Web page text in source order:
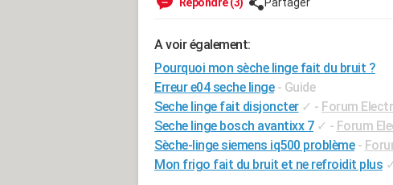
A voir également:
Pourquoi mon sèche linge fait du bruit ?
Erreur e04 seche linge - Guide
Seche linge fait disjoncter ✓ - Forum
Seche linge bosch avantixx 7 ✓ - Forum
Sèche-linge siemens iq500 problème -
Mon frigo fait du bruit et ne refroidit plus ✓